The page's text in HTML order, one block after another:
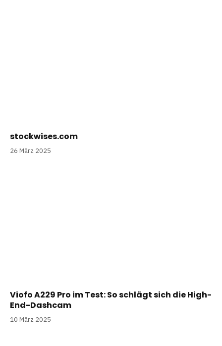
stockwises.com
26 März 2025
Viofo A229 Pro im Test: So schlägt sich die High-
End-Dashcam
10 März 2025